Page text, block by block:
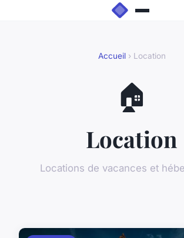
Accueil› Location
🏠
Location
Locations de vacances et